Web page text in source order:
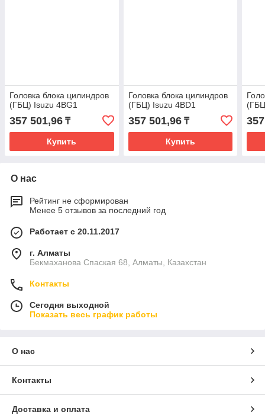
Головка блока цилиндров
(ГБЦ) Isuzu 4BG1
357 501,96 ₸
Купить
Головка блока цилиндров
(ГБЦ) Isuzu 4BD1
357 501,96₸
Купить
О нас
Рейтинг не сформирован
Менее 5 отзывов за последний год
Работает с 20.11.2017
г. Алматы
Бекмаханова Спаская 68, Алматы, Казахстан
Контакты
Сегодня выходной
Показать весь график работы
О нас
Контакты
Доставка и оплата